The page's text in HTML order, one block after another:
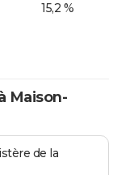
15,2 %
Maison-
de la